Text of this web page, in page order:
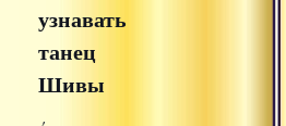
раздела
узнавать
танец
Шивы